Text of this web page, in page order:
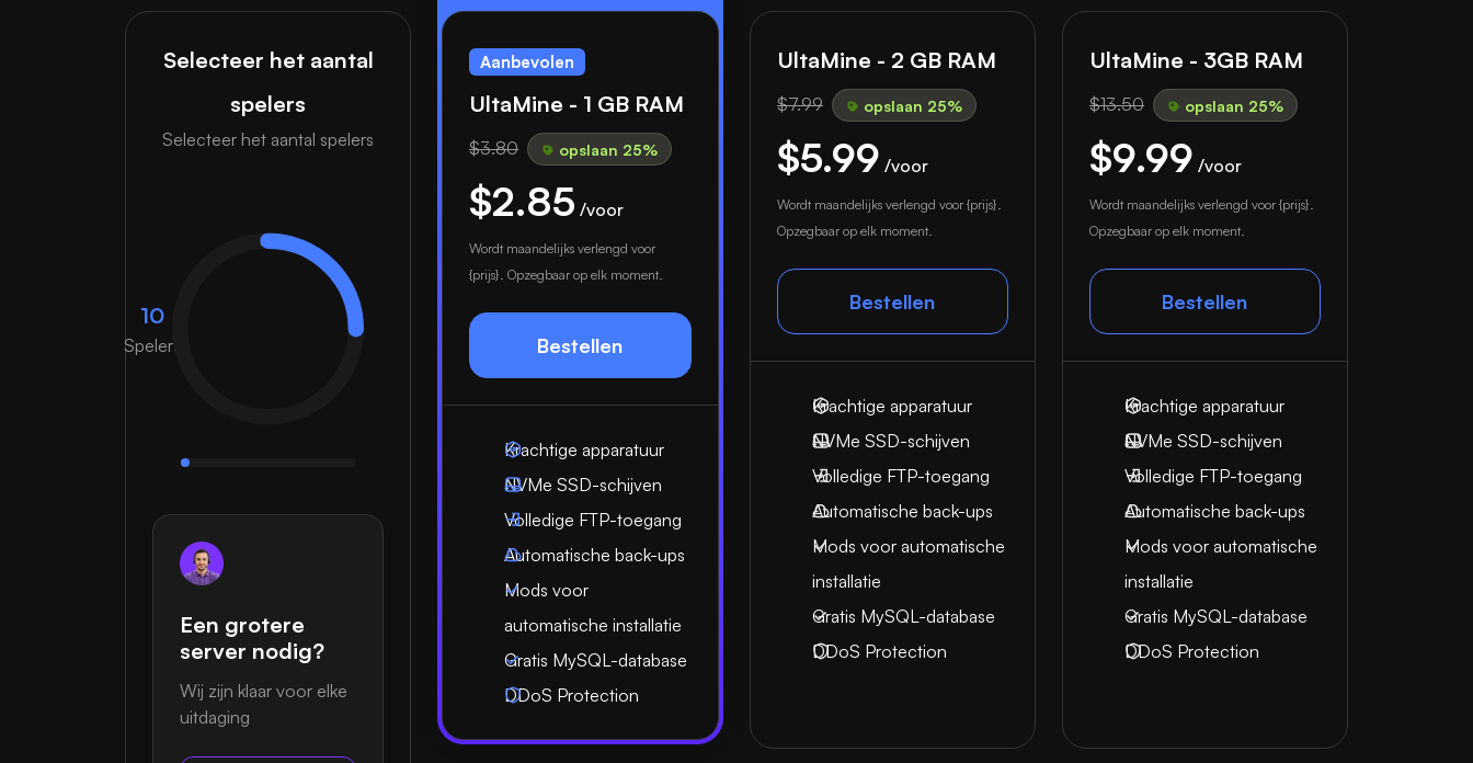
Selecteer het aantal
spelers
Selecteer het aantal spelers
10
Spelers
Een grotere
server nodig?
Wij zijn klaar voor elke
uitdaging
Aanbevolen
UltaMine - 1 GB RAM
$3.80 opslaan 25%
$2.85 /voor
Wordt maandelijks verlengd voor
{prijs}. Opzegbaar op elk moment.
Bestellen
Krachtige apparatuur
NVMe SSD-schijven
Volledige FTP-toegang
Automatische back-ups
Mods voor
automatische installatie
Gratis MySQL-database
DDoS Protection
UltaMine - 2 GB RAM
$7.99 opslaan 25%
$5.99 /voor
Wordt maandelijks verlengd voor {prijs}.
Opzegbaar op elk moment.
Bestellen
Krachtige apparatuur
NVMe SSD-schijven
Volledige FTP-toegang
Automatische back-ups
Mods voor automatische
installatie
Gratis MySQL-database
DDoS Protection
UltaMine - 3GB RAM
$13.50 opslaan 25%
$9.99 /voor
Wordt maandelijks verlengd voor {prijs}.
Opzegbaar op elk moment.
Bestellen
Krachtige apparatuur
NVMe SSD-schijven
Volledige FTP-toegang
Automatische back-ups
Mods voor automatische
installatie
Gratis MySQL-database
DDoS Protection